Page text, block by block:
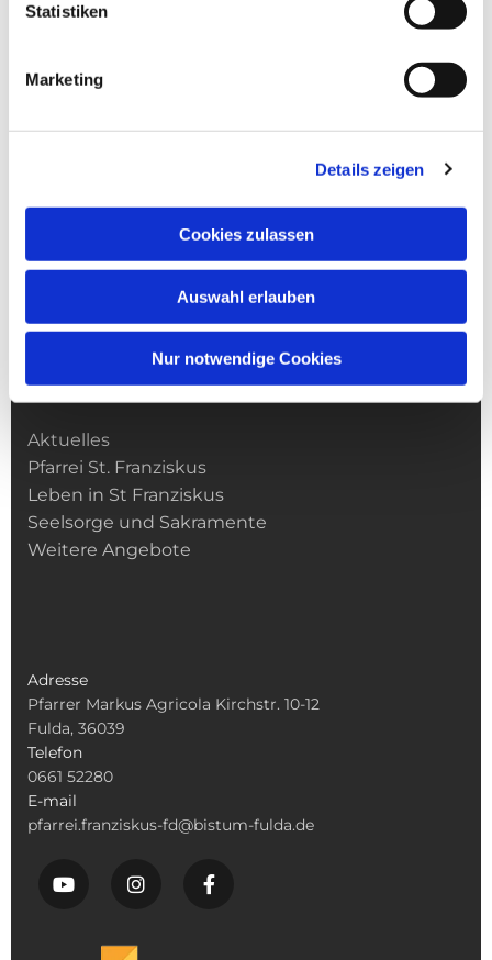
Statistiken
Marketing
Details zeigen
Cookies zulassen
Auswahl erlauben
Nur notwendige Cookies
Kirchengemeinde­­ St. Franziskus
Aktuelles
Pfarrei St. Franziskus
Leben in St Franziskus
Seelsorge und Sakramente
Weitere Angebote
Adresse
Pfarrer Markus Agricola Kirchstr. 10-12
Fulda, 36039
Telefon
0661 52280
E-mail
pfarrei.franziskus-fd@bistum-fulda.de